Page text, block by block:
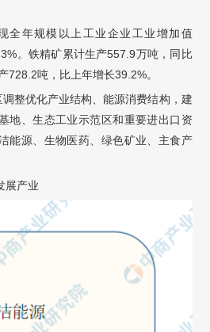
全年规模以上工业企业工业增加值
。铁精矿累计生产557.9万吨，同比
728.2吨，比上年增长39.2%。
调整优化产业结构、能源消费结构，建
地、生态工业示范区和重要进出口资
能源、生物医药、绿色矿业、主食产
展产业